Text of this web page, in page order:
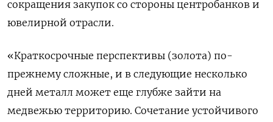
сокращения закупок со стороны центробанков и
ювелирной отрасли.
«Краткосрочные перспективы (золота) по-
прежнему сложные, и в следующие несколько
дней металл может еще глубже зайти на
медвежью территорию. Сочетание устойчивого